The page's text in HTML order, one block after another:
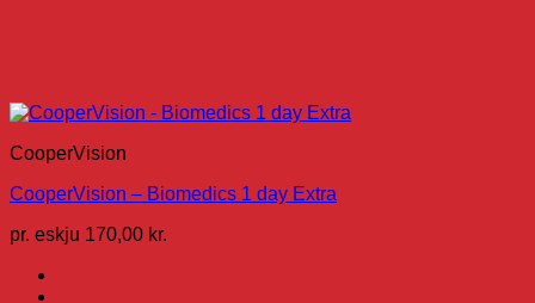
CooperVision
CooperVision – Biomedics 1 day Extra
pr. eskju 170,00 kr.